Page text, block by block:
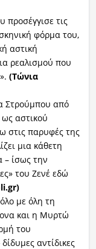
τις
φόρμα του,
αστική
ρεαλισμού που
(Τώνια
Στρούμπου από
αστικού
στις παρυφές της
μια κάθετη
– ίσως την
του Ζενέ εδώ
.gr)
με όλη τη
και η Μυρτώ
του
αντίδικες